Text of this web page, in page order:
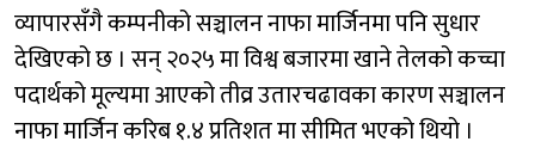
व्यापारसँगै कम्पनीको सञ्चालन नाफा मार्जिनमा पनि सुधार
देखिएको छ । सन् २०२५ मा विश्व बजारमा खाने तेलको कच्चा
पदार्थको मूल्यमा आएको तीव्र उतारचढावका कारण सञ्चालन
नाफा मार्जिन करिब १.४ प्रतिशत मा सीमित भएको थियो ।